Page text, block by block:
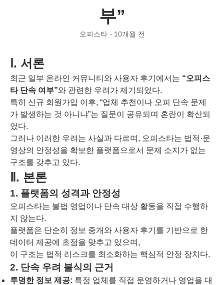
부”
오피스타 - 10개월 전
Ⅰ. 서론
최근 일부 온라인 커뮤니티와 사용자 후기에서는 “오피스
타 단속 여부”와 관련한 우려가 제기되었다.
특히 신규 회원가입 이후, “업체 추천이나 오피 단속 문제
가 발생하는 것 아니냐”는 질문이 공유되며 혼란이 확산되
었다.
그러나 이러한 우려는 사실과 다르며, 오피스타는 법적·운
영상의 안정성을 확보한 플랫폼으로서 문제 소지가 없는
구조를 갖추고 있다.
Ⅱ. 본론
1. 플랫폼의 성격과 안정성
오피스타는 불법 영업이나 단속 대상 활동을 직접 수행하
지 않는다.
플랫폼은 단순히 정보 중개와 사용자 후기를 기반으로 한
데이터 제공에 초점을 맞추고 있으며,
이 구조는 법적 리스크를 최소화하는 핵심적 안정 장치다.
2. 단속 우려 불식의 근거
투명한 정보 제공: 특정 업체를 직접 운영하거나 영업을 대